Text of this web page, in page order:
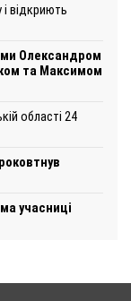
відкриють
Олександром
та Максимом
області 24
учасниці